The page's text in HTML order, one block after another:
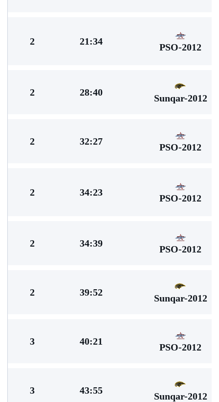
2 21:34
PSO-2012
2 28:40
Sunqar-2012
2 32:27
PSO-2012
2 34:23
PSO-2012
2 34:39
PSO-2012
2 39:52
Sunqar-2012
3 40:21
PSO-2012
3 43:55
Sunqar-2012